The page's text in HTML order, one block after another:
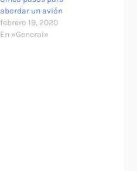
abordar un avión
febrero 19, 2020
En «General»